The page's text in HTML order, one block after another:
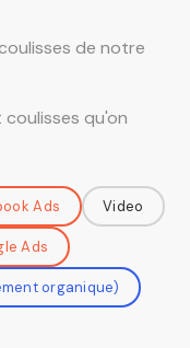
de notre
Ads Video
Ads
organique)